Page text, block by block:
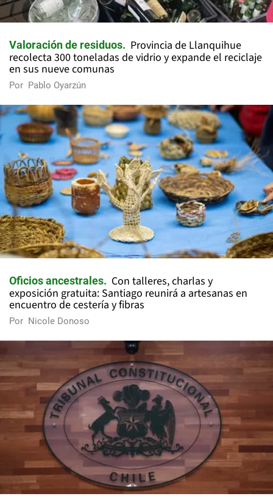
Valoración de residuos
Provincia de Llanquihue
recolecta 300 toneladas de vidrio y expande el reciclaje
en sus nueve comunas
Por Pablo Oyarzún
Oficios ancestrales
Con talleres, charlas y
exposición gratuita: Santiago reunirá a artesanas en
encuentro de cestería y fibras
Por Nicole Donoso